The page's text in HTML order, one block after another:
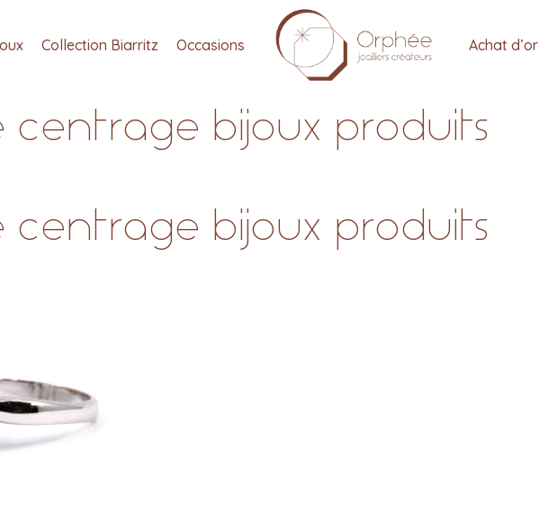
Collection Biarritz Occasions Achat d’or
centrage bijoux produits
centrage bijoux produits